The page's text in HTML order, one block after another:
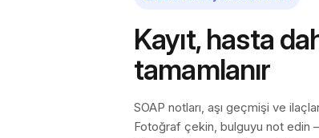
Kayıt, hasta
tamamlanır
SOAP notları, aşı geçmişi ve
Fotoğraf çekin, bulguyu not edin